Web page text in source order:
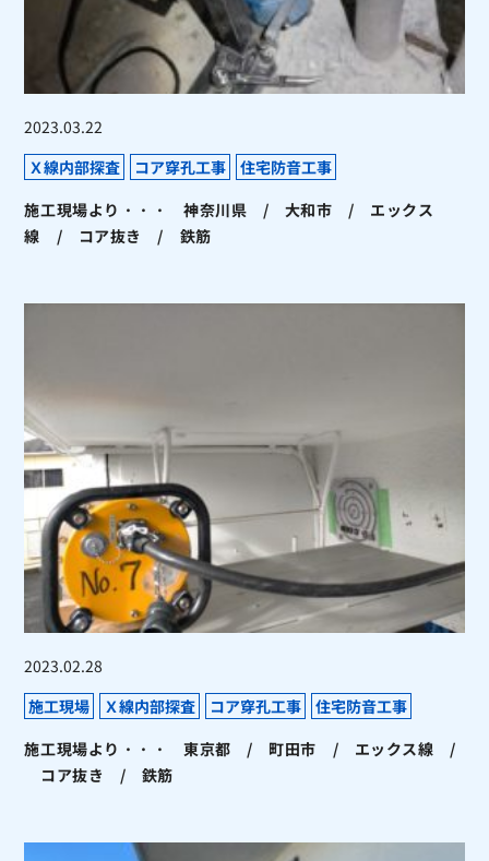
2023.03.22
Ｘ線内部探査
コア穿孔工事
住宅防音工事
施工現場より・・・ 神奈川県 / 大和市 / エックス
線 / コア抜き / 鉄筋
2023.02.28
施工現場
Ｘ線内部探査 コア穿孔工事
住宅防音工事
施工現場より・・・ 東京都 / 町田市 / エックス線 /
コア抜き / 鉄筋